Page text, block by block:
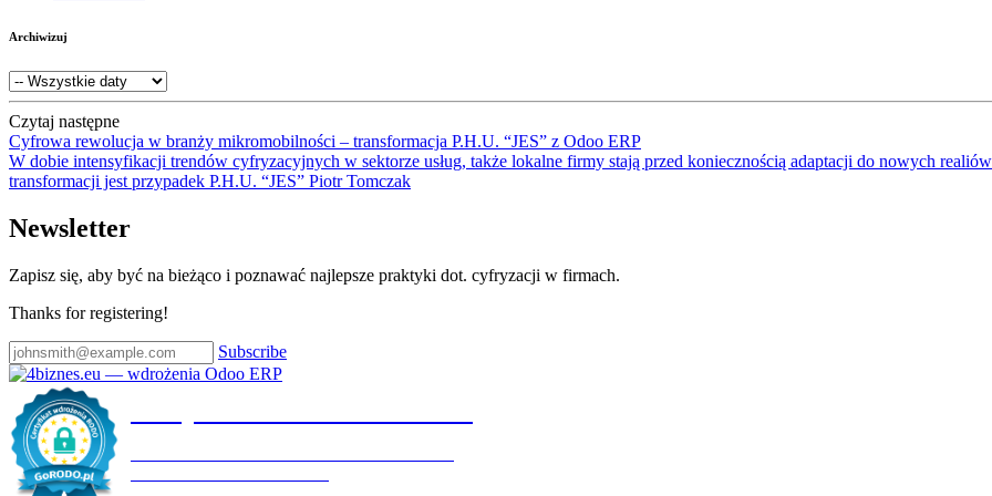
Archiwizuj
Czytaj następne
Cyfrowa rewolucja w branży mikromobilności – transformacja P.H.U. “JES” z Odoo ERP
W dobie intensyfikacji trendów cyfryzacyjnych w sektorze usług, także lokalne firmy stają przed koniecznością adaptacji do nowych
transformacji jest przypadek P.H.U. “JES” Piotr Tomczak
Newsletter
Zapisz się, aby być na bieżąco i poznawać najlepsze praktyki dot. cyfryzacji w firmach.
Thanks for registering!
Subscribe